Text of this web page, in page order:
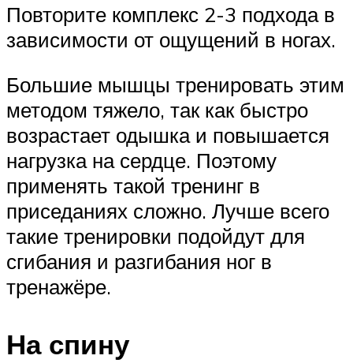
Повторите комплекс 2-3 подхода в
зависимости от ощущений в ногах.
Большие мышцы тренировать этим
методом тяжело, так как быстро
возрастает одышка и повышается
нагрузка на сердце. Поэтому
применять такой тренинг в
приседаниях сложно. Лучше всего
такие тренировки подойдут для
сгибания и разгибания ног в
тренажёре.
На спину